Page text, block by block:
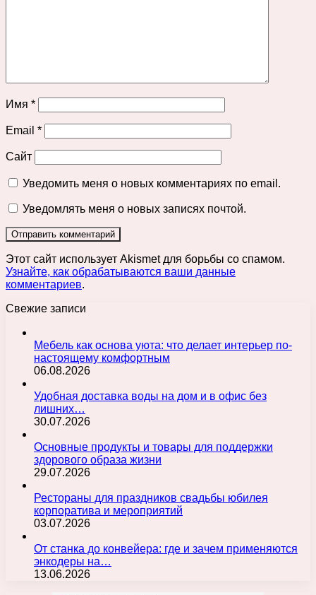
Имя *
Email *
Сайт
Уведомить меня о новых комментариях по email.
Уведомлять меня о новых записях почтой.
Этот сайт использует Akismet для борьбы со спамом.
Узнайте, как обрабатываются ваши данные
комментариев.
Свежие записи
Мебель как основа уюта: что делает интерьер по-
настоящему комфортным
06.08.2026
Удобная доставка воды на дом и в офис без
лишних…
30.07.2026
Основные продукты и товары для поддержки
здорового образа жизни
29.07.2026
Рестораны для праздников свадьбы юбилея
корпоратива и мероприятий
03.07.2026
От станка до конвейера: где и зачем применяются
энкодеры на…
13.06.2026